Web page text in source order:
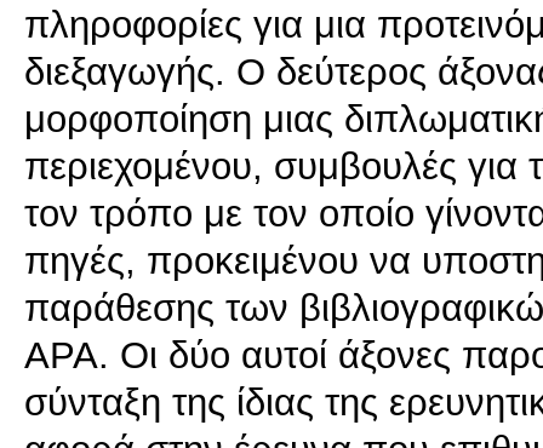
πληροφορίες για μια
διεξαγωγής. Ο δεύτερος
μορφοποίηση μιας
περιεχομένου, συμβουλές
τον τρόπο με τον οποίο
πηγές, προκειμένου να
παράθεσης των
ΑΡΑ. Οι δύο αυτοί άξονες
σύνταξη της ίδιας της